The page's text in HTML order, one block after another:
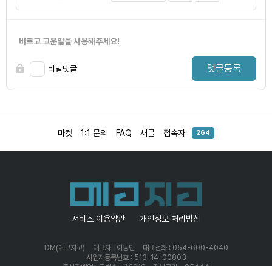
바르고 고운말을 사용해주세요!
비밀댓글 댓글등록
마켓 1:1 문의 FAQ 새글 접속자 264
서비스 이용약관 개인정보 처리방침
DM(메고지고) 대표자 : 이동민
대표전화 : 054-600-4040
사업자등록번호 : 513-14-00803